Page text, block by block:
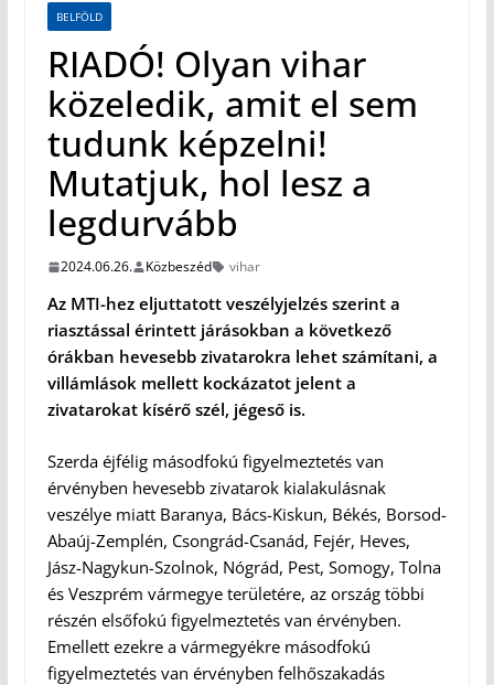
BELFÖLD
RIADÓ! Olyan vihar
közeledik, amit el sem
tudunk képzelni!
Mutatjuk, hol lesz a
legdurvább
2024.06.26. Közbeszéd vihar
Az MTI-hez eljuttatott veszélyjelzés szerint a
riasztással érintett járásokban a következő
órákban hevesebb zivatarokra lehet számítani, a
villámlások mellett kockázatot jelent a
zivatarokat kísérő szél, jégeső is.
Szerda éjfélig másodfokú figyelmeztetés van
érvényben hevesebb zivatarok kialakulásnak
veszélye miatt Baranya, Bács-Kiskun, Békés, Borsod-
Abaúj-Zemplén, Csongrád-Csanád, Fejér, Heves,
Jász-Nagykun-Szolnok, Nógrád, Pest, Somogy, Tolna
és Veszprém vármegye területére, az ország többi
részén elsőfokú figyelmeztetés van érvényben.
Emellett ezekre a vármegyékre másodfokú
figyelmeztetés van érvényben felhőszakadás